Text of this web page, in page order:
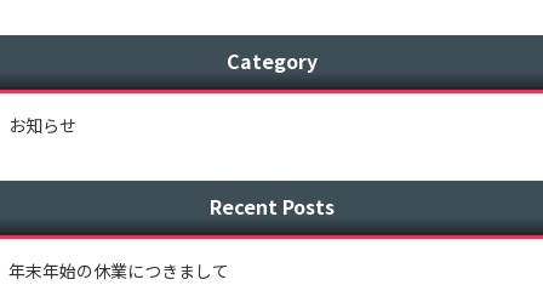
Category
お知らせ
Recent Posts
年末年始の休業につきまして